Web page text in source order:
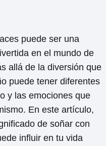
puede ser una
en el mundo de
allá de la diversión que
puede tener diferentes
y las emociones que
En este artículo,
de soñar con
influir en tu vida